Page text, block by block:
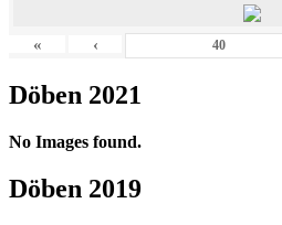
« ‹
Döben 2021
No Images found.
Döben 2019